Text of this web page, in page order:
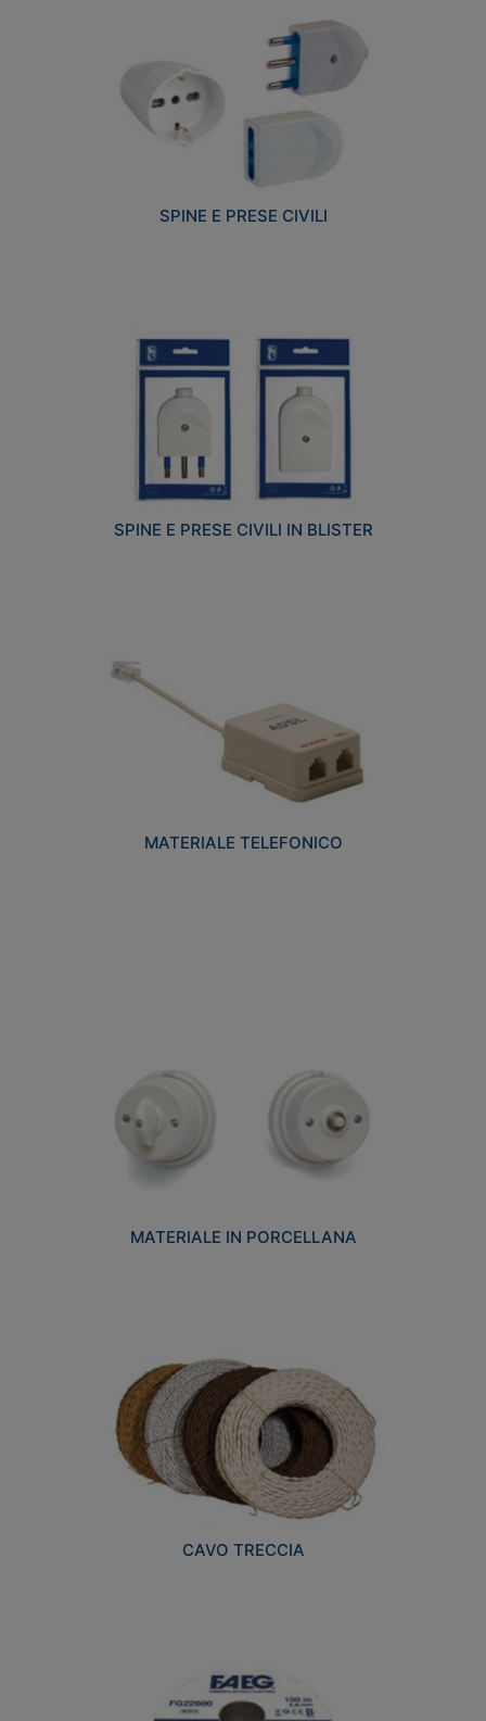
SPINE E PRESE CIVILI
SPINE E PRESE CIVILI IN BLISTER
MATERIALE TELEFONICO
MATERIALE IN PORCELLANA
CAVO TRECCIA